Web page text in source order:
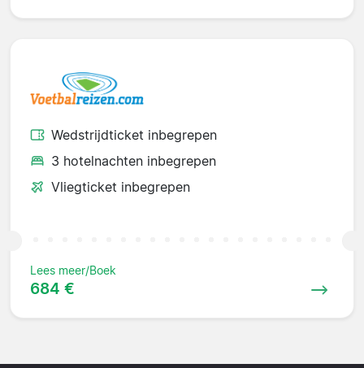
Wedstrijdticket inbegrepen
3 hotelnachten inbegrepen
Vliegticket inbegrepen
Lees meer/Boek
684 €